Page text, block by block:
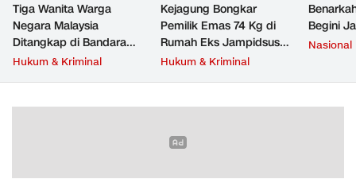
Tiga Wanita Warga
Negara Malaysia
Ditangkap di Bandara
Soetta, Bawa Beragam
Hukum & Kriminal
Kejagung Bongkar
Pemilik Emas 74 Kg di
Rumah Eks Jampidsus
Febrie Adriansyah
Hukum & Kriminal
Begini
Nasional